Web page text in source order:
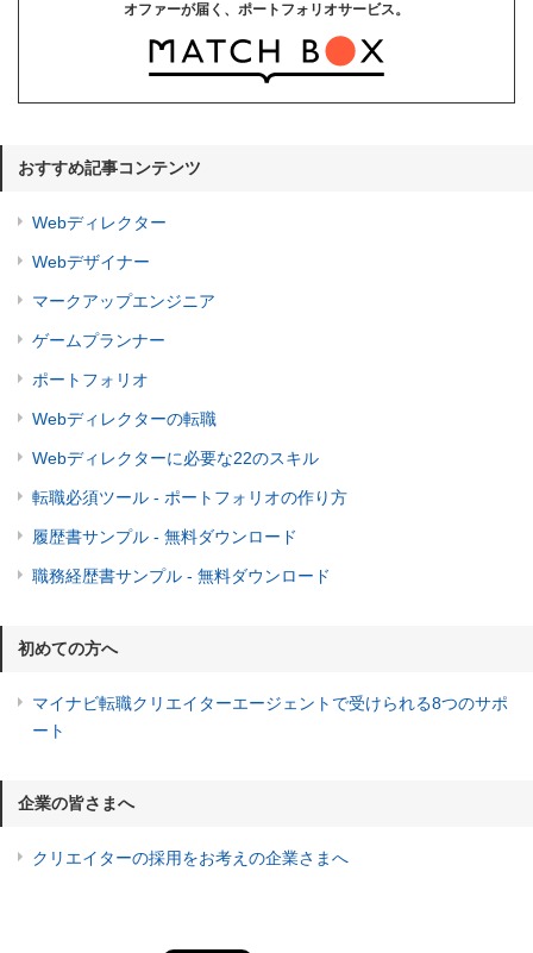
オファーが届く、ポートフォリオサービス。
おすすめ記事コンテンツ
Webディレクター
Webデザイナー
マークアップエンジニア
ゲームプランナー
ポートフォリオ
Webディレクターの転職
Webディレクターに必要な22のスキル
転職必須ツール - ポートフォリオの作り方
履歴書サンプル - 無料ダウンロード
職務経歴書サンプル - 無料ダウンロード
初めての方へ
マイナビ転職クリエイターエージェントで受けられる8つのサポ
ート
企業の皆さまへ
クリエイターの採用をお考えの企業さまへ